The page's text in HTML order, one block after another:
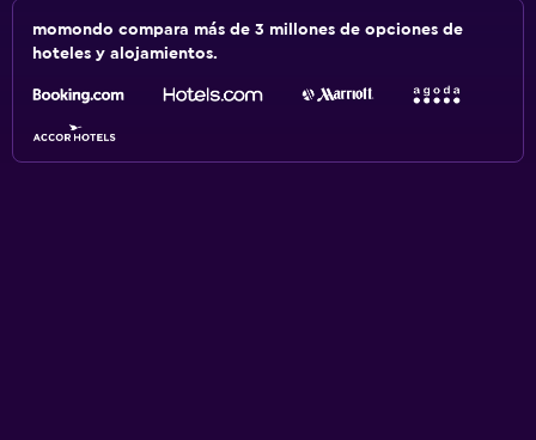
momondo compara más de 3 millones de opciones de
hoteles y alojamientos.